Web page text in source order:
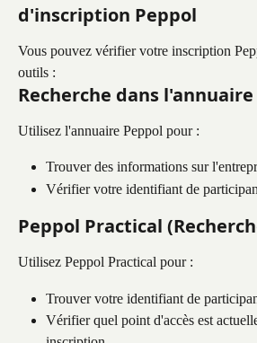
d'inscription Peppol
Vous pouvez vérifier votre inscription
outils :
Recherche dans
Utilisez l'annuaire Peppol pour :
Trouver des informations sur
Vérifier votre identifiant de
Peppol Practical
Utilisez Peppol Practical pour :
Trouver votre identifiant de
Vérifier quel point d'accès est